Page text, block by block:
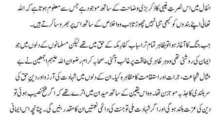
انفال میں اس نصرتِ غیبی کا ذکر بڑی وضاحت کے ساتھ موجود ہے جس سے معلوم ہوتا ہے کہ الله
تعالیٰ اپنے بندوں کو کبھی تنہا نہیں چھوڑتا جب وہ اخلاص کے ساتھ اس پر بھروسا کرتے ہیں۔
جب جنگ کا آغاز ہوا تو بظاہر تمام تر اسباب کفارِ مکہ کے حق میں تھے لیکن مسلمانوں کے دلوں میں جو
ایمان کی روشنی تھی وہ ہر ظاہری طاقت پر غالب آ گئی۔ صحابہ کرام رضوان الله علیہم اجمعین نے بے
مثال شجاعت، جرات اور استقامت کا مظاہرہ کیا۔ ان کے دلوں میں شہادت کی آرزو اور دینِ حق کی
سربلندی کا جذبہ موجزن تھا۔ وہ اس یقین کے ساتھ میدان میں اترے تھے کہ اگر فتح نصیب ہوئی تو
دین کی عزت بلند ہو گی اور اگر شہادت ملی تو جنت کی دائمی نعمتیں ان کا مقدر بنیں گی۔ چنانچہ اس ایمانی